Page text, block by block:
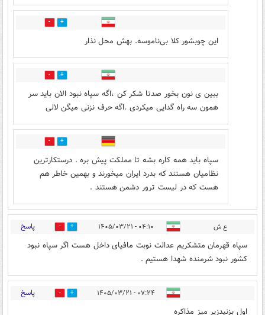
0
این چوبشور کلا بی‌ناموسه. بهش محل نذار
0
ببین ی نون بخور صدتا شکر کن ،اگه سپاه نبود الان باید سر
همون سه راه گدایی میکردی .اگه حرف نزنی میگن لالی
0
سپاه باید همه کاره بشه تا مملکت پیش بره . درستکارترین
نظامیان هستند که بدرد ایران میخورند و بهمین خاطر هم
هست که در لیست ترور دشمن هستند .
ع ش ۰۴:۱۰ - ۱۴۰۵/۰۳/۲۱ 7 پاسخ
سپاه قهرمان متشکریم عدالت نوبت مافیای داخل هست اگر سپاه نبود
کشور نبود شرمنده شهدا هستیم .
۰۷:۲۴ - ۱۴۰۵/۰۳/۲۱ 6 پاسخ
اول بزنیدزیر میز مذاکره